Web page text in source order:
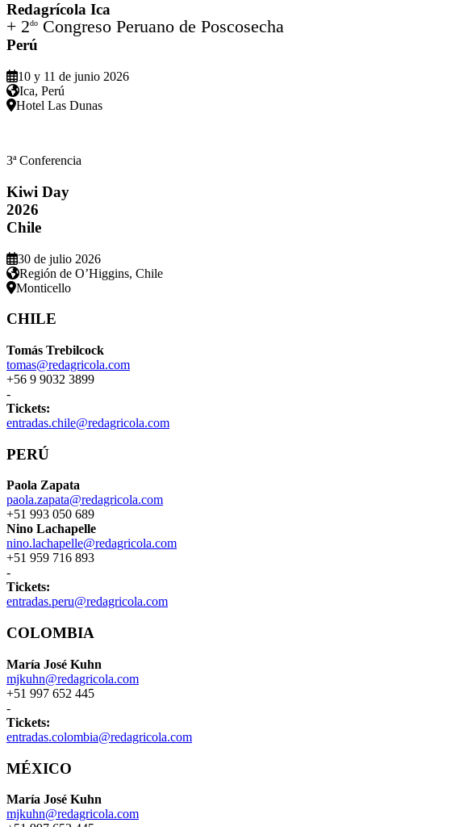
Redagrícola Ica
+ 2do Congreso Peruano de Poscosecha
Perú
10 y 11 de junio 2026
Ica, Perú
Hotel Las Dunas
3ª Conferencia
Kiwi Day
2026
Chile
30 de julio 2026
Región de O’Higgins, Chile
Monticello
CHILE
Tomás Trebilcock
tomas@redagricola.com
+56 9 9032 3899
-
Tickets:
entradas.chile@redagricola.com
PERÚ
Paola Zapata
paola.zapata@redagricola.com
+51 993 050 689
Nino Lachapelle
nino.lachapelle@redagricola.com
+51 959 716 893
-
Tickets:
entradas.peru@redagricola.com
COLOMBIA
María José Kuhn
mjkuhn@redagricola.com
+51 997 652 445
-
Tickets:
entradas.colombia@redagricola.com
MÉXICO
María José Kuhn
mjkuhn@redagricola.com